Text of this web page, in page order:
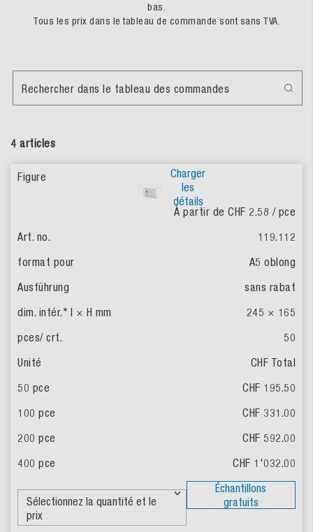
bas.
Tous les prix dans le tableau de commande sont sans TVA.
4 articles
Rechercher dans le tableau des commandes
Charger
les
détails
À partir de CHF 2.58 / pce
119.112
A5 oblong
sans rabat
245 × 165
50
CHF Total
CHF 195.50
CHF 331.00
CHF 592.00
CHF 1'032.00
Échantillons
gratuits